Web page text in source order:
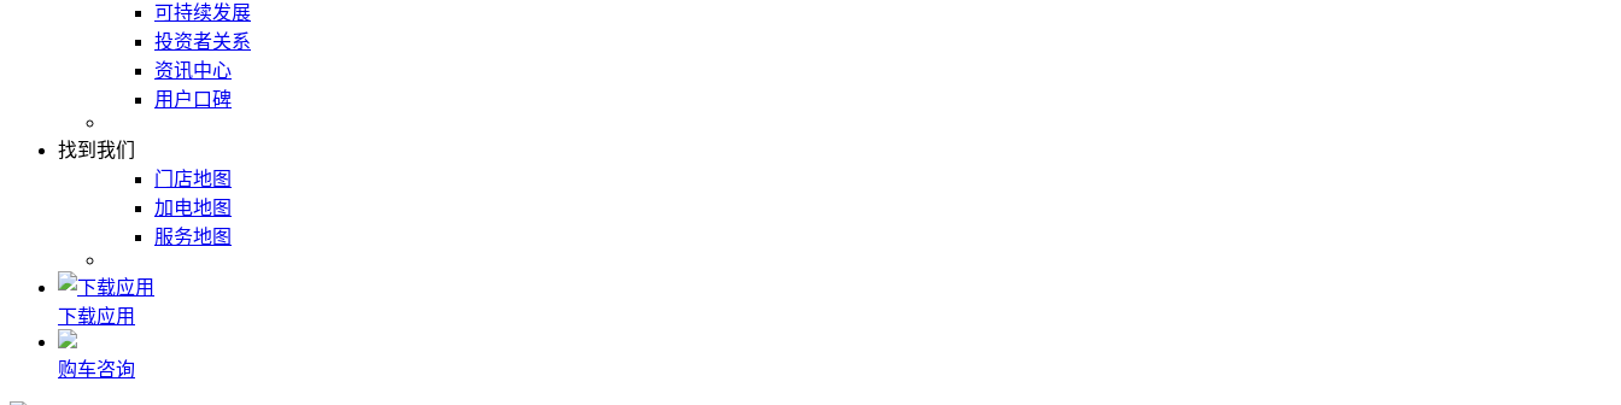
可持续发展
投资者关系
资讯中心
用户口碑
找到我们
门店地图
加电地图
服务地图
下载应用
购车咨询